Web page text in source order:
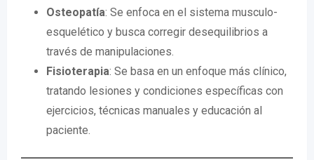
Osteopatía: Se enfoca en el sistema musculo-
esquelético y busca corregir desequilibrios a
través de manipulaciones.
Fisioterapia: Se basa en un enfoque más clínico,
tratando lesiones y condiciones específicas con
ejercicios, técnicas manuales y educación al
paciente.